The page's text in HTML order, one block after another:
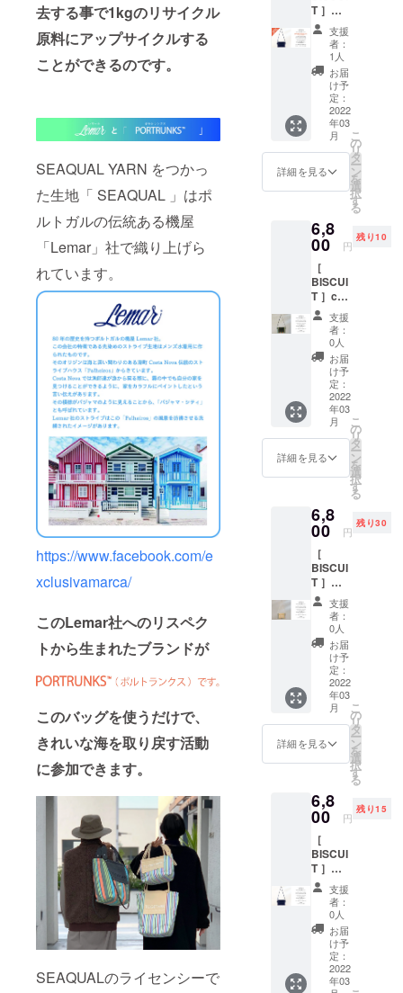
去する事で1kgのリサイクル
原料にアップサイクルする
ことができるのです。
SEAQUAL YARN をつかっ
た生地「 SEAQUAL 」はポ
ルトガルの伝統ある機屋
「Lemar」社で織り上げら
れています。
https://www.facebook.com/e
xclusivamarca/
このLemar社へのリスペク
トから生まれたブランドが
このバッグを使うだけで、
きれいな海を取り戻す活動
に参加できます。
SEAQUALのライセンシーで
生地に
リサイ
クルワ
タを詰
めた大
柄のキ
ルト生
地。”T
OGETH
ER FOR
A
CLEAN
OCEAN
のプリ
ント部
ショル
ダー紐
に規格
外記事
として
廃棄処
分予定
だった
ECO
SUEDE
を使
用。
ダー紐
は結ん
できま
す。
H19×W
28 ショ
ルダー
約
140cm(
装着
時）
（商品
￥6,800
＋消費
税￥680
＋送料
￥300）
→20%
OFFの
￥6,224
ベース
生地は
PORTR
洋プラ
スチッ
クゴミ
のリサ
イクル
生地に
リサイ
クルワ
タを詰
めた大
柄のキ
ルト生
地。”T
OGETH
ER FOR
A
CLEAN
OCEAN
のプリ
ント部
ショル
ダー紐
に規格
外記事
として
廃棄処
分予定
だった
ECO
SUEDE
を使
用。
ダー紐
は結ん
できま
す。
H19×W
28 ショ
ルダー
約
140cm(
装着
時）
T ］
c#/navy
（ネイ
ビー）
ビス
ケット
のよう
な四角
いサ
コッ
シュ。
限定10
個を特
別お得
けする
プラン
です。
通常
￥7,780
（商品
￥6,800
＋消費
税￥680
＋送料
￥300）
→20%
OFFの
￥6,224
ベース
生地は
PORTR
洋プラ
スチッ
クゴミ
のリサ
イクル
生地に
リサイ
クルワ
タを詰
めた大
柄のキ
ルト生
地。”T
OGETH
ER FOR
A
CLEAN
OCEAN
のプリ
ント部
ショル
ダー紐
に規格
外記事
として
廃棄処
分予定
だった
ECO
SUEDE
を使
支援
者：
1人
お届
け予
定：
2022
年03
月
詳細を見る
こ
の
リ
タ
ー
ン
を
選
択
す
る
6,8
00 円
残り10
［
BISCUI
T ］c
＃/vivid
（ヴィ
ヴィッ
ド）ビ
スケッ
トのよ
うな四
角いサ
コッ
シュ。
ベース
生地は
PORTR
を象徴
する海
洋プラ
スチッ
クゴミ
のリサ
イクル
生地に
リサイ
クルワ
タを詰
めた大
柄のキ
ルト生
地。”T
OGETH
ER FOR
"メッ
セージ
のプリ
ント部
分や
ショル
ダー紐
に規格
外生地
として
廃棄処
分予定
だった
ECO
支援
者：
0人
お届
け予
定：
2022
年03
月
詳細を見る
こ
の
リ
タ
ー
ン
を
選
択
す
る
6,8
00 円
残り30
［
BISCUI
T ］
c#/multi
（マル
チ）ビ
スケッ
トのよ
うな四
角いサ
コッ
シュ。
ベース
生地は
PORTR
UNKS
する海
洋プラ
スチッ
クゴミ
のリサ
イクル
生地に
リサイ
クルワ
タを詰
めた大
柄のキ
ルト生
地。”T
支援
者：
0人
お届
け予
定：
2022
年03
月
詳細を見る
こ
の
リ
タ
ー
ン
を
選
択
す
る
6,8
00 円
残り15
［
BISCUI
T ］
c#/navy
（ネイ
ビー）
ビス
ケット
のよう
な四角
いサ
支援
者：
0人
お届
け予
定：
2022
年03